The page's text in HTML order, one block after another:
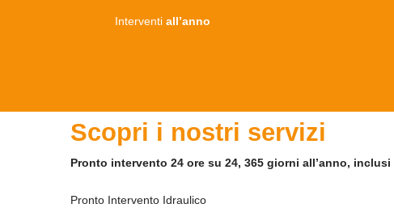
Interventi all’anno
Scopri i nostri servizi
Pronto intervento 24 ore su 24, 365 giorni all’anno,
Pronto Intervento Idraulico